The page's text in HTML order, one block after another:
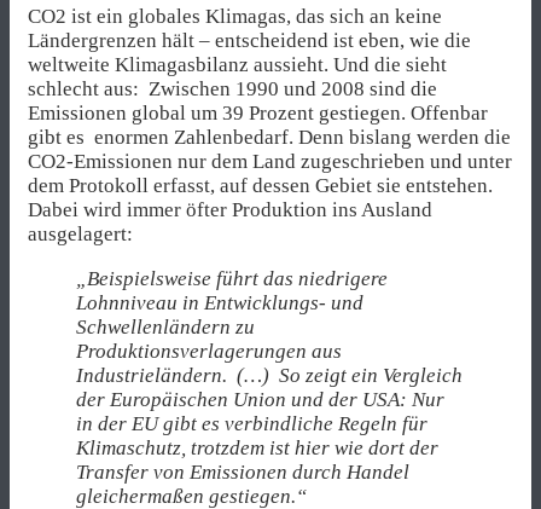
CO2 ist ein globales Klimagas, das sich an keine
Ländergrenzen hält – entscheidend ist eben, wie die
weltweite Klimagasbilanz aussieht. Und die sieht
schlecht aus: Zwischen 1990 und 2008 sind die
Emissionen global um 39 Prozent gestiegen. Offenbar
gibt es enormen Zahlenbedarf. Denn bislang werden die
CO2-Emissionen nur dem Land zugeschrieben und unter
dem Protokoll erfasst, auf dessen Gebiet sie entstehen.
Dabei wird immer öfter Produktion ins Ausland
ausgelagert:
„Beispielsweise führt das niedrigere
Lohnniveau in Entwicklungs- und
Schwellenländern zu
Produktionsverlagerungen aus
Industrieländern. (…) So zeigt ein Vergleich
der Europäischen Union und der USA: Nur
in der EU gibt es verbindliche Regeln für
Klimaschutz, trotzdem ist hier wie dort der
Transfer von Emissionen durch Handel
gleichermaßen gestiegen.“